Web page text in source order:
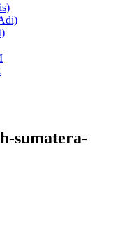
sumatera-